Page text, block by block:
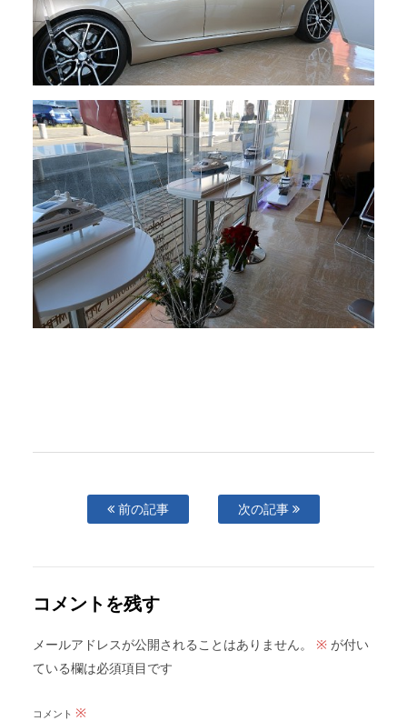
前の記事 次の記事
コメントを残す
メールアドレスが公開されることはありません。 ※が付い
ている欄は必須項目です
コメント ※